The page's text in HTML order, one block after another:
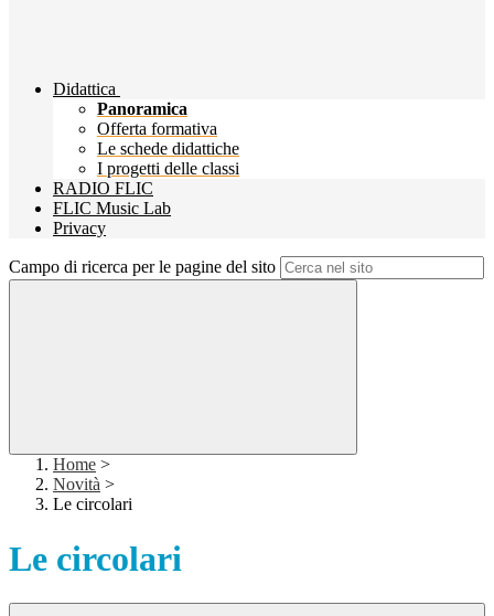
Didattica
Panoramica
Offerta formativa
Le schede didattiche
I progetti delle classi
RADIO FLIC
FLIC Music Lab
Privacy
Campo di ricerca per le pagine del sito
Home >
Novità >
Le circolari
Le circolari